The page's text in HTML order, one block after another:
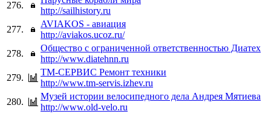
276.
http://sailhistory.ru
277.
AVIAKOS - авиация
http://aviakos.ucoz.ru/
278.
Общество с ограниченной ответственностью Диатех
http://www.diatehnn.ru
279.
ТМ-СЕРВИС Ремонт техники
http://www.tm-servis.izhev.ru
280.
Музей истории велосипедного дела Андрея Мятиева
http://www.old-velo.ru